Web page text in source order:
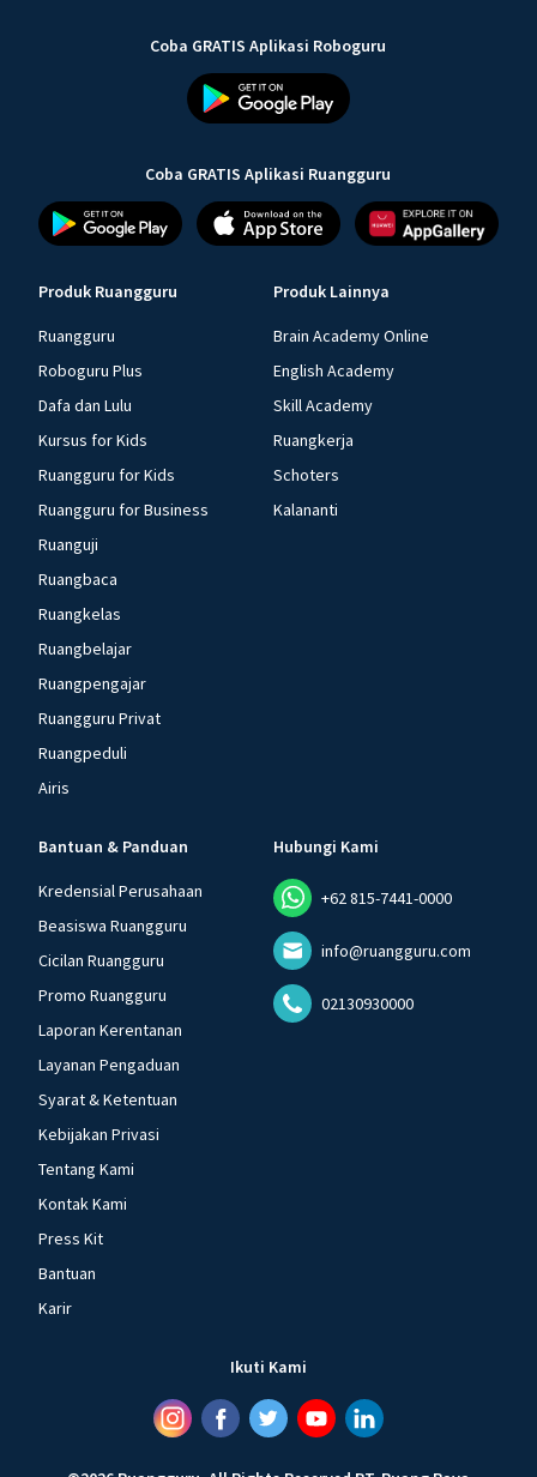
Coba GRATIS Aplikasi Roboguru
Coba GRATIS Aplikasi Ruangguru
Produk Ruangguru
Ruangguru
Roboguru Plus
Dafa dan Lulu
Kursus for Kids
Ruangguru for Kids
Ruangguru for Business
Ruanguji
Ruangbaca
Ruangkelas
Ruangbelajar
Ruangpengajar
Ruangguru Privat
Ruangpeduli
Airis
Produk Lainnya
Brain Academy Online
English Academy
Skill Academy
Ruangkerja
Schoters
Kalananti
Bantuan & Panduan
Kredensial Perusahaan
Beasiswa Ruangguru
Cicilan Ruangguru
Promo Ruangguru
Laporan Kerentanan
Layanan Pengaduan
Syarat & Ketentuan
Kebijakan Privasi
Tentang Kami
Kontak Kami
Press Kit
Bantuan
Karir
Hubungi Kami
+62 815-7441-0000
info@ruangguru.com
02130930000
Ikuti Kami